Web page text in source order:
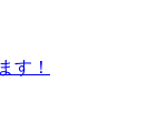
す！